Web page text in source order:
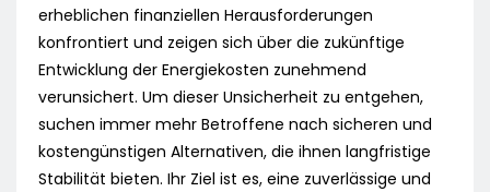
erheblichen finanziellen Herausforderungen
konfrontiert und zeigen sich über die zukünftige
Entwicklung der Energiekosten zunehmend
verunsichert. Um dieser Unsicherheit zu entgehen,
suchen immer mehr Betroffene nach sicheren und
kostengünstigen Alternativen, die ihnen langfristige
Stabilität bieten. Ihr Ziel ist es, eine zuverlässige und